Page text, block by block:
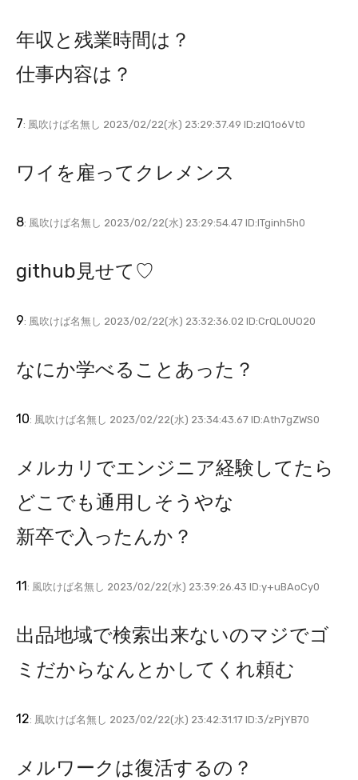
年収と残業時間は？
仕事内容は？
7: 風吹けば名無し 2023/02/22(水) 23:29:37.49 ID:zlQ1o6Vt0
ワイを雇ってクレメンス
8: 風吹けば名無し 2023/02/22(水) 23:29:54.47 ID:lTginh5h0
github見せて♡
9: 風吹けば名無し 2023/02/22(水) 23:32:36.02 ID:CrQL0UO20
なにか学べることあった？
10: 風吹けば名無し 2023/02/22(水) 23:34:43.67 ID:Ath7gZWS0
メルカリでエンジニア経験してたら
どこでも通用しそうやな
新卒で入ったんか？
11: 風吹けば名無し 2023/02/22(水) 23:39:26.43 ID:y+uBAoCy0
出品地域で検索出来ないのマジでゴ
ミだからなんとかしてくれ頼む
12: 風吹けば名無し 2023/02/22(水) 23:42:31.17 ID:3/zPjYB70
メルワークは復活するの？